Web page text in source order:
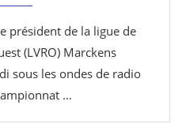
président de la ligue de
(LVRO) Marckens
sous les ondes de radio
…